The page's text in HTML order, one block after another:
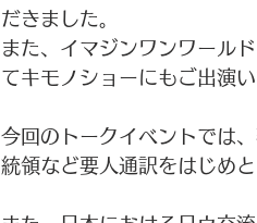
だきました。
また、イマジンワンワール
てキモノショーにもご出演い
今回のトークイベントでは
統領など要人通訳をはじめ